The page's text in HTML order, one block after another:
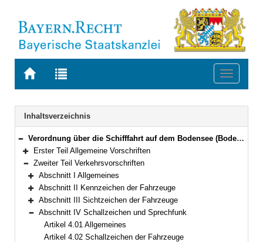
Zur
BAYERN.RECHT
Zur
letzten
Suche
Toggle
Navigation
Inhaltsverzeichnis
Bereich reduzieren
Verordnung über die Schifffahrt auf dem Bodensee (Bodensee-Schifffahrts-Ordnung – BSO) Vom 20. März 1976 (GVBl. S. 55)
Bereich erweitern
Erster Teil Allgemeine Vorschriften
Bereich reduzieren
Zweiter Teil Verkehrsvorschriften
Bereich erweitern
Abschnitt I Allgemeines
Bereich erweitern
Abschnitt II Kennzeichen der Fahrzeuge
Bereich erweitern
Abschnitt III Sichtzeichen der Fahrzeuge
Bereich reduzieren
Abschnitt IV Schallzeichen und Sprechfunk
Artikel 4.01 Allgemeines
Artikel 4.02 Schallzeichen der Fahrzeuge